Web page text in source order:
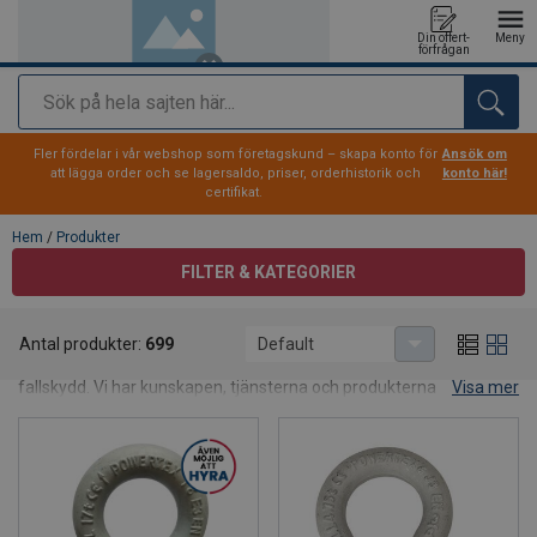
Sök
Din offert-
förfrågan
Meny
tillagd i varukorg
Fler fördelar i vår webshop som företagskund – skapa konto för
att lägga order och se lagersaldo, priser, orderhistorik och
certifikat.
Ansök om
konto här!
Hem / Produkter
FILTER & KATEGORIER
CERTEX erbjuder dig ett stort sortiment av produkter inom lyft och
fallskydd. Vi har kunskapen, tjänsterna och produkterna för att
Tillsammans med dig som kund tar vi fram den lösning som
passar vid varje specifikt tillfälle.
Handla direkt i vår webshop!
Visa mer
Antal produkter: 699 Default